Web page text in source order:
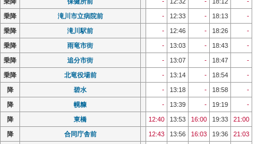
乗降 滝川市立病院前 - 12:33 - 18:13 -
乗降 滝川駅前 - 12:46 - 18:26 -
乗降 雨竜市街 - 13:03 - 18:43 -
乗降 追分市街 - 13:07 - 18:47 -
乗降 北竜役場前 - 13:14 - 18:54 -
降 碧水 - 13:18 - 18:58 -
降 幌糠 - 13:39 - 19:19 -
降 東橋 12:40 13:53 16:00 19:33 21:00
降 合同庁舎前 12:43 13:56 16:03 19:36 21:03
乗降 滝川市立病院前 - 12:33 - 18:13 -
乗降 滝川駅前 - 12:46 - 18:26 -
乗降 雨竜市街 - 13:03 - 18:43 -
乗降 追分市街 - 13:07 - 18:47 -
乗降 北竜役場前 - 13:14 - 18:54 -
降 碧水 - 13:18 - 18:58 -
降 幌糠 - 13:39 - 19:19 -
降 東橋 12:40 13:53 16:00 19:33 21:00
降 合同庁舎前 12:43 13:56 16:03 19:36 21:03